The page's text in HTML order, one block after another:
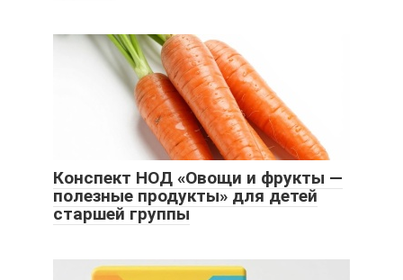
Конспект НОД «Овощи и фрукты —
полезные продукты» для детей
старшей группы